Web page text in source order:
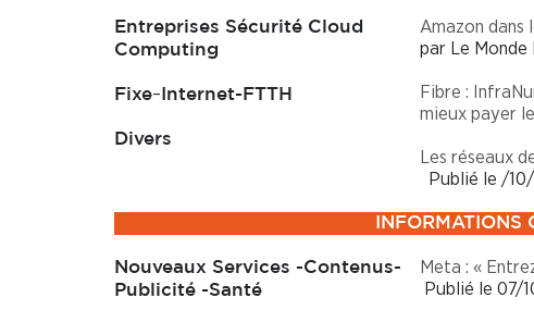
Entreprises Sécurité Cloud
Computing
Fixe– Internet-FTTH
Divers
Amazon dans
par Le
Fibre :
mieux payer
Les réseaux
Publié le /
INFORMATIONS
Nouveaux Services -Contenus-
Publicité -Santé
Meta : «
Publié le 07/